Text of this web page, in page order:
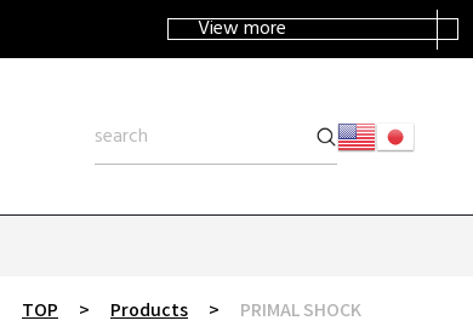
View more
TOP > Products > PRIMAL SHOCK